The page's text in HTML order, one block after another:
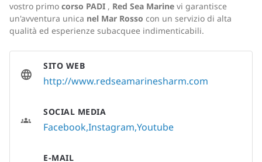
vostro primo corso PADI , Red Sea Marine vi garantisce
un'avventura unica nel Mar Rosso con un servizio di alta
qualità ed esperienze subacquee indimenticabili.
SITO WEB
http://www.redseamarinesharm.com
SOCIAL MEDIA
FacebookInstagram Youtube
E-MAIL